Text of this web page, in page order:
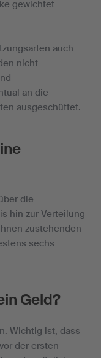
gewichtet
auch
nicht
an die
ausgeschüttet.
die
hin zur Verteilung
zustehenden
sechs
Geld?
Wichtig ist, dass
der ersten